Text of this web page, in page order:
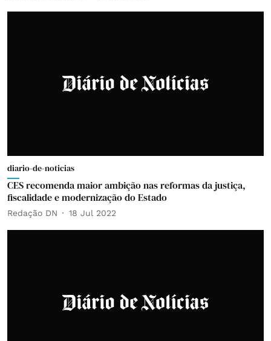
diario-de-noticias
CES recomenda maior ambição nas reformas da justiça,
fiscalidade e modernização do Estado
Redação DN 18 Jul 2022